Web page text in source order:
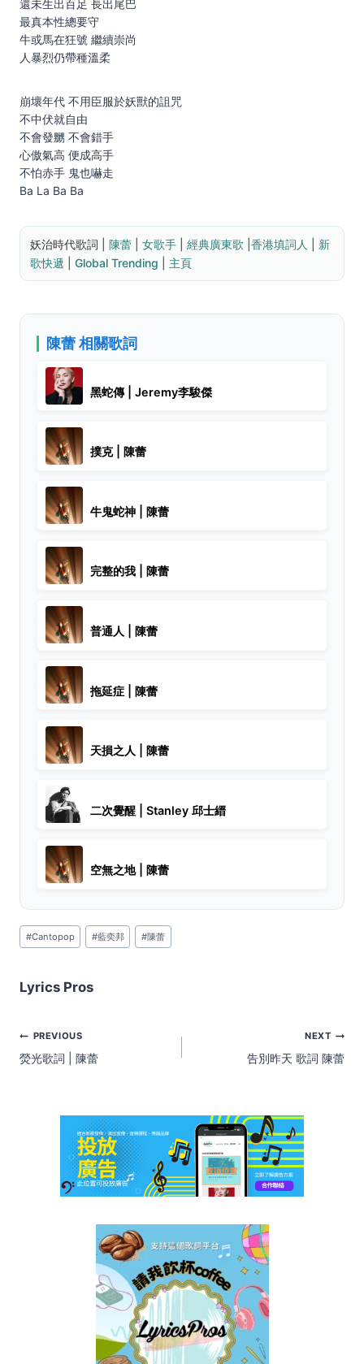
還未生出百足 長出尾巴
最真本性總要守
牛或馬在狂號 繼續崇尚
人暴烈仍帶種溫柔
崩壞年代 不用臣服於妖獸的詛咒
不中伏就自由
不會發嬲 不會錯手
心傲氣高 便成高手
不怕赤手 鬼也嚇走
Ba La Ba Ba
妖治時代歌詞 | 陳蕾 女歌手 經典廣東歌 香港填詞人
新
歌快遞
Global Trending 主頁
陳蕾 相關歌詞
黑蛇傳 | Jeremy李駿傑
撲克 | 陳蕾
牛鬼蛇神 | 陳蕾
完整的我 | 陳蕾
普通人 | 陳蕾
拖延症 | 陳蕾
天損之人 | 陳蕾
二次覺醒 | Stanley 邱士縉
空無之地 | 陳蕾
Post
Tags:
#Cantopop #藍奕邦 #陳蕾
Lyrics Pros
Post
navigation
PREVIOUS
熒光歌詞 | 陳蕾
NEXT
告別昨天 歌詞 陳蕾